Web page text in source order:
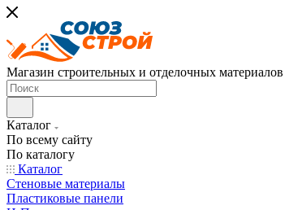
Магазин строительных и отделочных материалов
Каталог
По всему сайту
По каталогу
Каталог
Стеновые материалы
Пластиковые панели